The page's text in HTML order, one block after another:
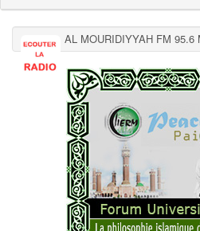
AL MOURIDIYYAH FM 95.6